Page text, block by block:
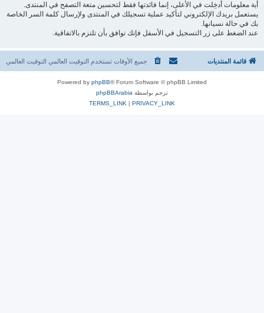
أية معلومات أدخِلت في الأعلى، إنما فائدتها فقط لتحسين متعة التصفح في المنتدى.
يستعمل بريدك الإلكتروني لتأكيد عملية تسجيلك في المنتدى ولإرسال كلمة السر الخاصة
بك في حالة نسيانها.
عند الضغط على زر التسجيل في الأسفل فإنك توافق بأن تلتزم بالاتفاقية.
قائمة المنتديات جميع الأوقات تستخدم التوقيت العالمي التوقيت العالمي
Powered by phpBB® Forum Software © phpBB Limited
ترجم بواسطة phpBBArabia
PRIVACY_LINK
|
TERMS_LINK